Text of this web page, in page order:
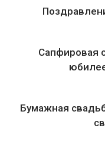
Сапфировая
Бумажная